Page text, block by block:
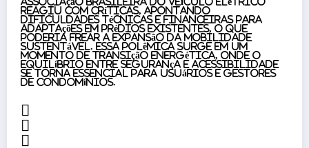
reagiu com críticas, apontando
dificuldades técnicas e financeiras para
adaptações em prédios existentes, o que
poderia frear a expansão da mobilidade
sustentável. Essa polêmica surge em um
momento de transição energética, onde o
equilíbrio entre segurança e acessibilidade
se torna essencial para usuários e gestores
de condomínios.